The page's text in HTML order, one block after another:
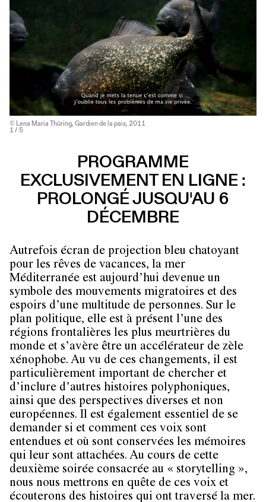
© Lena Maria Thüring, Gardien de la paix, 2011
1 / 5
PROGRAMME
EXCLUSIVEMENT EN LIGNE :
PROLONGÉ JUSQU'AU 6
DÉCEMBRE
Autrefois écran de projection bleu chatoyant
pour les rêves de vacances, la mer
Méditerranée est aujourd’hui devenue un
symbole des mouvements migratoires et des
espoirs d’une multitude de personnes. Sur le
plan politique, elle est à présent l’une des
régions frontalières les plus meurtrières du
monde et s’avère être un accélérateur de zèle
xénophobe. Au vu de ces changements, il est
particulièrement important de chercher et
d’inclure d’autres histoires polyphoniques,
ainsi que des perspectives diverses et non
européennes. Il est également essentiel de se
demander si et comment ces voix sont
entendues et où sont conservées les mémoires
qui leur sont attachées. Au cours de cette
deuxième soirée consacrée au « storytelling »,
nous nous mettrons en quête de ces voix et
écouterons des histoires qui ont traversé la mer.